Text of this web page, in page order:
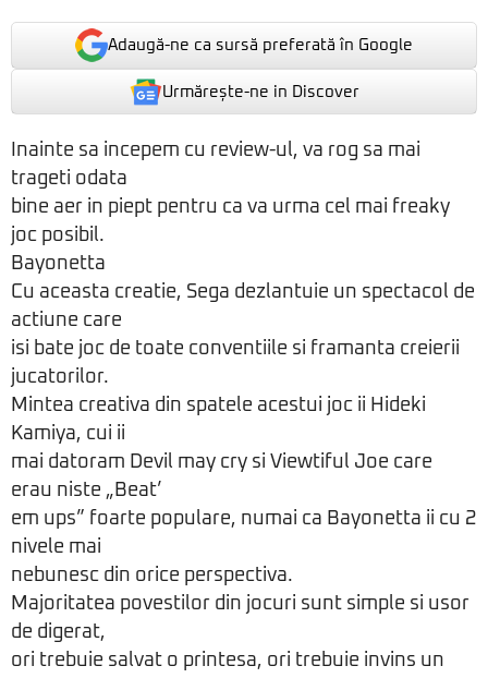
Adaugă-ne ca sursă preferată în Google
Urmărește-ne in Discover
Inainte sa incepem cu review-ul, va rog sa mai
trageti odata
bine aer in piept pentru ca va urma cel mai freaky
joc posibil.
Bayonetta
Cu aceasta creatie, Sega dezlantuie un spectacol de
actiune care
isi bate joc de toate conventiile si framanta creierii
jucatorilor.
Mintea creativa din spatele acestui joc ii Hideki
Kamiya, cui ii
mai datoram Devil may cry si Viewtiful Joe care
erau niste „Beat’
em ups” foarte populare, numai ca Bayonetta ii cu 2
nivele mai
nebunesc din orice perspectiva.
Majoritatea povestilor din jocuri sunt simple si usor
de digerat,
ori trebuie salvat o printesa, ori trebuie invins un